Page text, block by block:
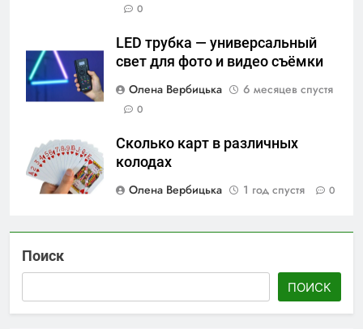
0
LED трубка — универсальный
свет для фото и видео съёмки
Олена Вербицька
6 месяцев спустя
0
Сколько карт в различных
колодах
Олена Вербицька
1 год спустя 0
Поиск
ПОИСК